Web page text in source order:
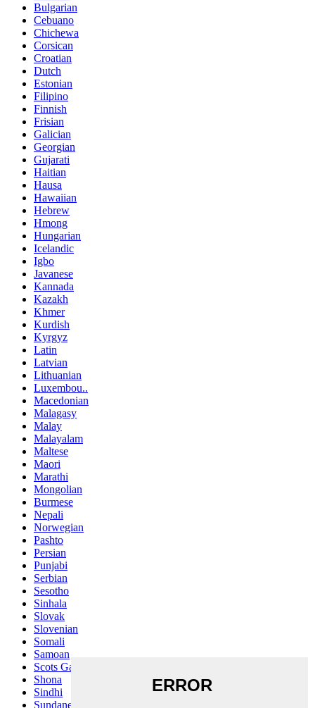
Bulgarian
Cebuano
Chichewa
Corsican
Croatian
Dutch
Estonian
Filipino
Finnish
Frisian
Galician
Georgian
Gujarati
Haitian
Hausa
Hawaiian
Hebrew
Hmong
Hungarian
Icelandic
Igbo
Javanese
Kannada
Kazakh
Khmer
Kurdish
Kyrgyz
Latin
Latvian
Lithuanian
Luxembou..
Macedonian
Malagasy
Malay
Malayalam
Maltese
Maori
Marathi
Mongolian
Burmese
Nepali
Norwegian
Pashto
Persian
Punjabi
Serbian
Sesotho
Sinhala
Slovak
Slovenian
Somali
Samoan
Scots Gaelic
Shona
Sindhi
Sundanese